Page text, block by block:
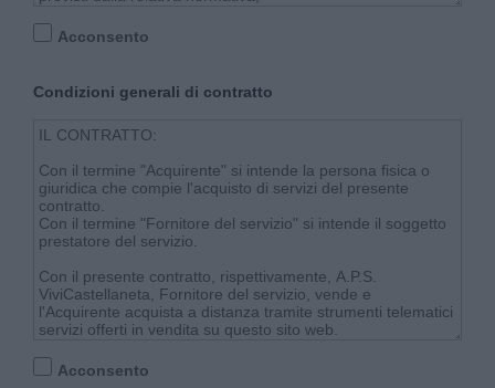
Acconsento
Condizioni generali di contratto
Acconsento